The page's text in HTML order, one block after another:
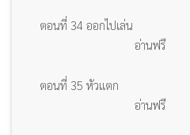
ตอนที่ 34 ออกไปเล่น
อ่านฟรี
ตอนที่ 35 หัวแตก
อ่านฟรี